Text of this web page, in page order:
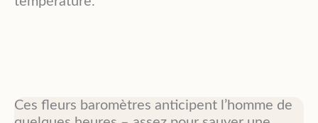
Ces fleurs baromètres anticipent l’homme de